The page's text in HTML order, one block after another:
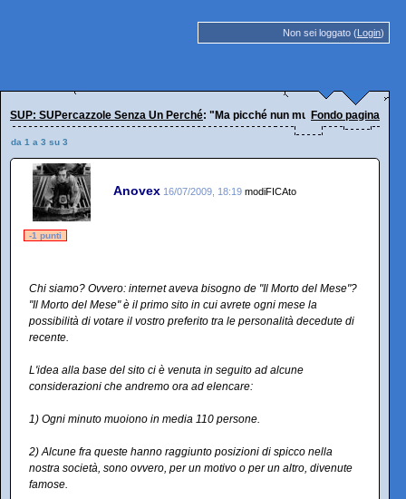
Non sei loggato (Login)
SUP: SUPercazzole Senza Un Perché: "Ma picché nun muori?"Fondo pagina
da 1 a 3 su 3
Anovex 16/07/2009, 18:19 modiFICAto
-1 punti
Chi siamo? Ovvero: internet aveva bisogno de "Il Morto del Mese"?
"Il Morto del Mese" è il primo sito in cui avrete ogni mese la
possibilità di votare il vostro preferito tra le personalità decedute di
recente.
L'idea alla base del sito ci è venuta in seguito ad alcune
considerazioni che andremo ora ad elencare:
1) Ogni minuto muoiono in media 110 persone.
2) Alcune fra queste hanno raggiunto posizioni di spicco nella
nostra società, sono ovvero, per un motivo o per un altro, divenute
famose.